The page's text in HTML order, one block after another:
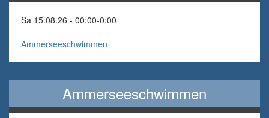
Sa 15.08.26 - 00:00-0:00
Ammerseeschwimmen
Ammerseeschwimmen